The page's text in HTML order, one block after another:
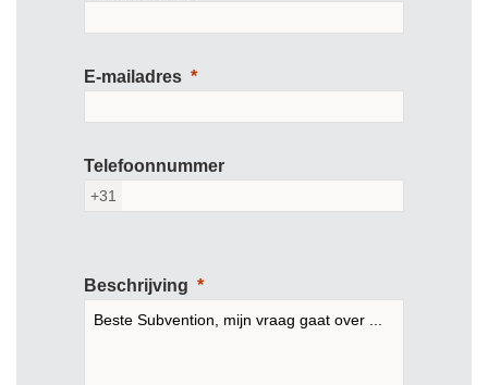
E-mailadres
Telefoonnummer
+31
Beschrijving